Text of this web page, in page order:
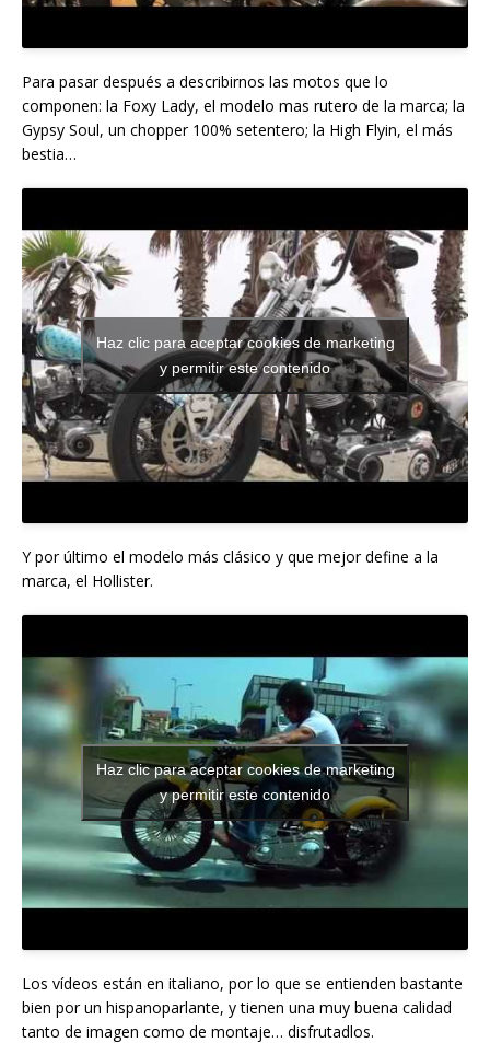
Para pasar después a describirnos las motos que lo
componen: la Foxy Lady, el modelo mas rutero de la marca; la
Gypsy Soul, un chopper 100% setentero; la High Flyin, el más
bestia…
Haz clic para aceptar cookies de marketing
y permitir este contenido
Y por último el modelo más clásico y que mejor define a la
marca, el Hollister.
Haz clic para aceptar cookies de marketing
y permitir este contenido
Los vídeos están en italiano, por lo que se entienden bastante
bien por un hispanoparlante, y tienen una muy buena calidad
tanto de imagen como de montaje… disfrutadlos.